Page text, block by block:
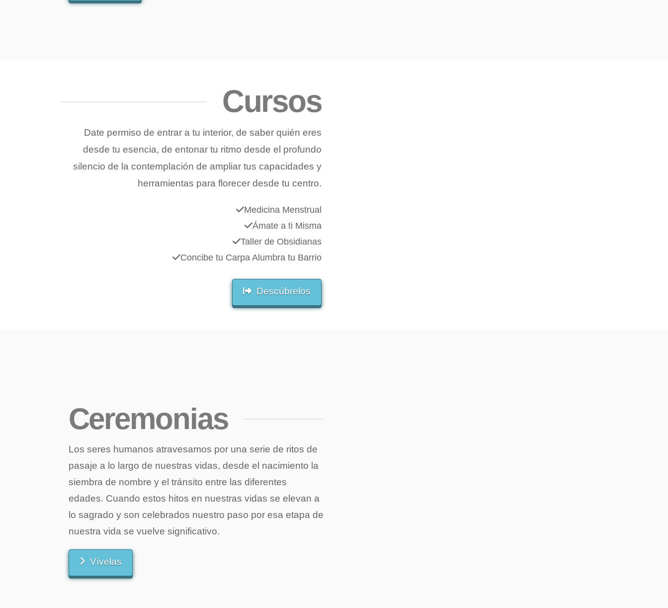
Cursos
Date permiso de entrar a tu interior, de saber quién eres
desde tu esencia, de entonar tu ritmo desde el profundo
silencio de la contemplación de ampliar tus capacidades y
herramientas para florecer desde tu centro.
Medicina Menstrual
Ámate a ti Misma
Taller de Obsidianas
Concibe tu Carpa Alumbra tu Barrio
Descúbrelos
Ceremonias
Los seres humanos atravesamos por una serie de ritos de
pasaje a lo largo de nuestras vidas, desde el nacimiento la
siembra de nombre y el tránsito entre las diferentes
edades. Cuando estos hitos en nuestras vidas se elevan a
lo sagrado y son celebrados nuestro paso por esa etapa de
nuestra vida se vuelve significativo.
Vívelas